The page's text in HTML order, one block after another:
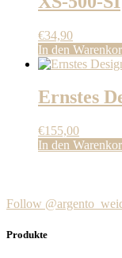
€34,90
In den
Ernstes
€155,00
In den
Follow
Produkte